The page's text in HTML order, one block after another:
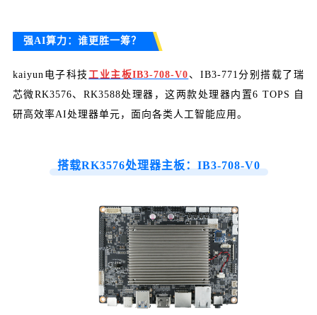
强AI算力：谁更胜一筹？
kaiyun电子科技 工业主板IB3-708-V0 、IB3-771分别搭载了瑞
芯微RK3576、RK3588处理器，这两款处理器内置6 TOPS 自
研高效率AI处理器单元，面向各类人工智能应用。
搭载RK3576处理器主板：IB3-708-V0